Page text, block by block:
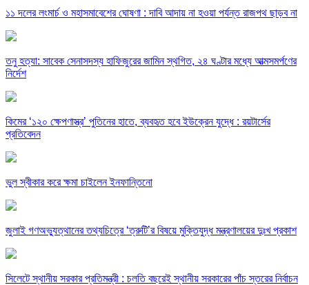
১১ দলের লংমার্চ ও মহাসমাবেশের ঘোষণা : দাবি আদায় না হওয়া পর্যন্ত রাজপথ ছাড়ব না
তনু হত্যা: সাবেক সেনাসদস্য হাফিজুরের জামিন স্থগিত, ২৪ ঘণ্টার মধ্যে আত্মসমর্পণের
নির্দেশ
কিমের ‘১২০ ক্ষেপণাস্ত্র’ পুতিনের হাতে, ব্যবহৃত হবে ইউক্রেন যুদ্ধে : রয়টার্সের
প্রতিবেদন
ভুল স্বীকার করে ক্ষমা চাইলেন ইনফান্তিনো
জুলাই গণঅভ্যুত্থানের তথ্যচিত্রে ‘ত্রুটি’র বিষয়ে মুক্তিযুদ্ধ মন্ত্রণালয়ের দুঃখ প্রকাশ
সিলেটে স্থানীয় সরকার প্রতিমন্ত্রী : চলতি বছরেই স্থানীয় সরকারের পাঁচ স্তরের নির্বাচন